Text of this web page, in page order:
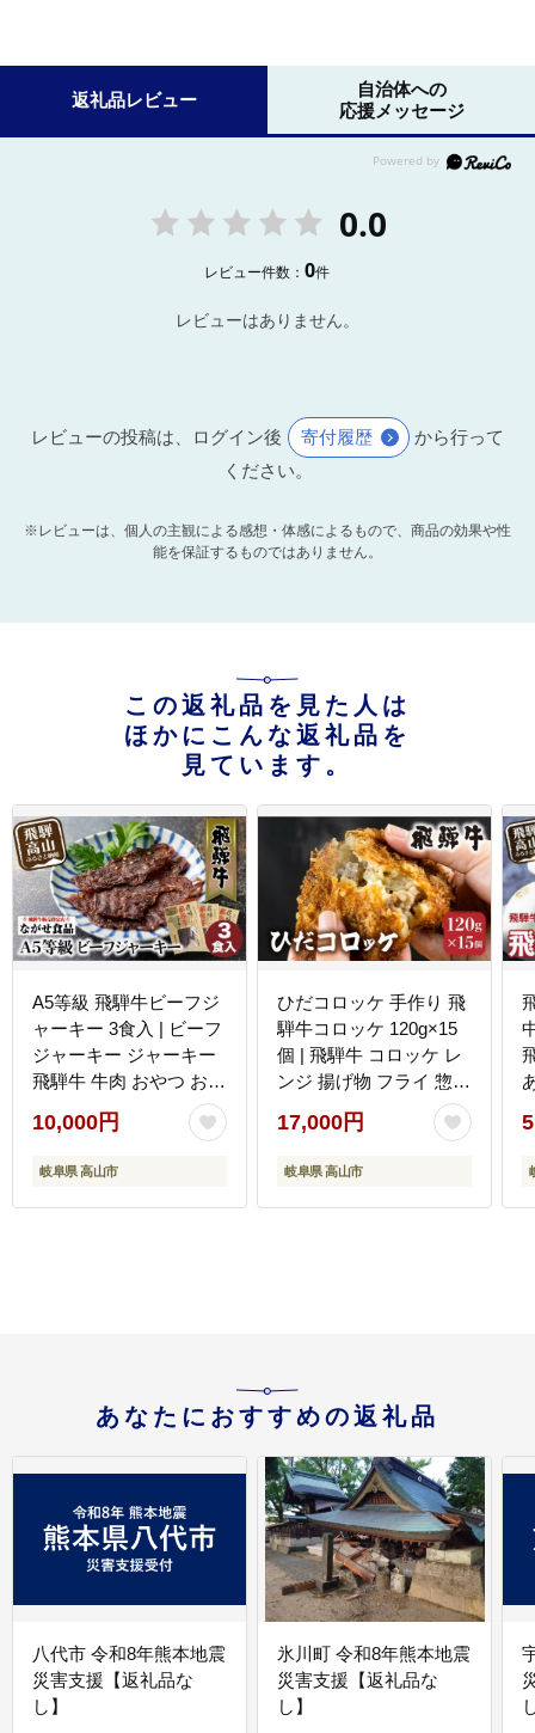
返礼品レビュー
自治体への
応援メッセージ
0.0
レビュー件数：0件
レビューはありません。
レビューの投稿は、ログイン後 寄付履歴
から行って
ください。
※レビューは、個人の主観による感想・体感によるもので、商品の効果や性
能を保証するものではありません。
この返礼品を見た人は
ほかにこんな返礼品を
見ています。
A5等級 飛騨牛ビーフジ
ャーキー 3食入 | ビーフ
ジャーキー ジャーキー
飛騨牛 牛肉 おやつ おつ
まみ 贅沢 牛もも 10000
円 ながせ食品 FH007
10,000円
岐阜県 高山市
ひだコロッケ 手作り 飛
騨牛コロッケ 120g×15
個 | 飛騨牛 コロッケ レ
ンジ 揚げ物 フライ 惣菜
冷凍食品 洋風総菜 揚げ
物 揚げ調理済 シェア 飛
騨高山 ひだコロッケ
メンチカツ 冷凍 冷凍食
17,000円
岐阜県 高山市
あなたにおすすめの返礼品
八代市 令和8年熊本地震
災害支援【返礼品な
し】
氷川町 令和8年熊本地震
災害支援【返礼品な
し】